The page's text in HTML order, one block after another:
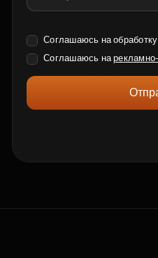
Соглашаюсь на обработку
Соглашаюсь на